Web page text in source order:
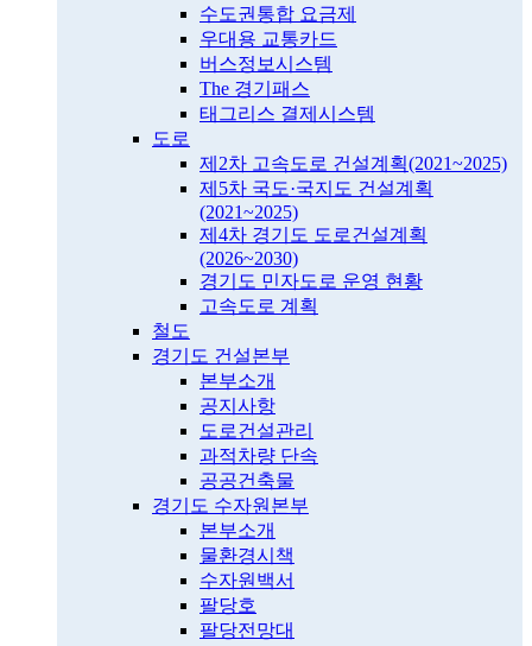
수도권통합 요금제
우대용 교통카드
버스정보시스템
The 경기패스
태그리스 결제시스템
도로
제2차 고속도로 건설계획(2021~2025)
제5차 국도·국지도 건설계획
(2021~2025)
제4차 경기도 도로건설계획
(2026~2030)
경기도 민자도로 운영 현황
고속도로 계획
철도
경기도 건설본부
본부소개
공지사항
도로건설관리
과적차량 단속
공공건축물
경기도 수자원본부
본부소개
물환경시책
수자원백서
팔당호
팔당전망대